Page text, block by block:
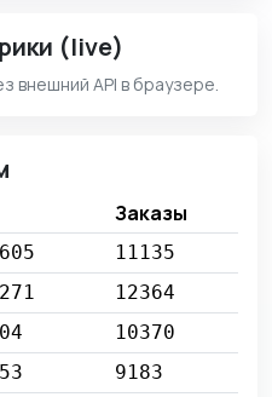
(live)
внешний API в браузере.
Заказы
11135
12364
10370
9183